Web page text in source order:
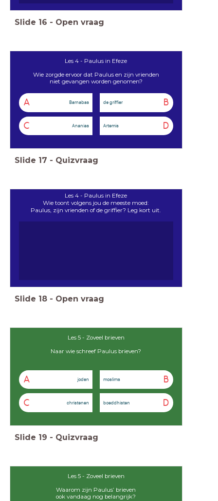
Slide 16 - Open vraag
Les 4 - Paulus in Efeze
Wie zorgde ervoor dat Paulus en zijn vrienden
niet gevangen worden genomen?
A Barnabas B
de griffier
C Ananias D
Artemis
Slide 17 - Quizvraag
Les 4 - Paulus in Efeze
Wie toont volgens jou de meeste moed:
Paulus, zijn vrienden of de griffier? Leg kort uit.
Slide 18 - Open vraag
Les 5 - Zoveel brieven
Naar wie schreef Paulus brieven?
A joden B
moslims
C christenen D
boeddhisten
Slide 19 - Quizvraag
Les 5 - Zoveel brieven
Waarom zijn Paulus’ brieven
ook vandaag nog belangrijk?